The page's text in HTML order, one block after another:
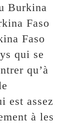
Burkina
Faso
Faso
qui se
qu’à
est assez
à les